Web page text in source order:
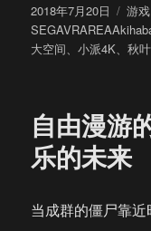
发
布
于
2018年7月20日
分
类
游戏
大空间、小派4K、秋
自由漫游
乐的未来
当成群的僵尸靠近